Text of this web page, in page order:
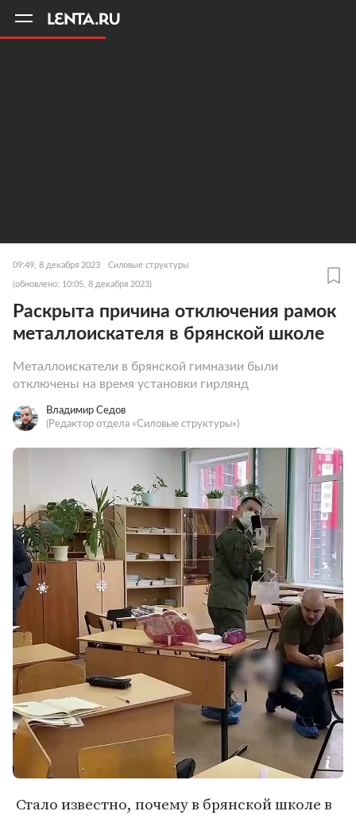
09:49, 8 декабря 2023 Силовые структуры
(обновлено: 10:05, 8 декабря 2023)
Раскрыта причина отключения рамок
металлоискателя в брянской школе
Металлоискатели в брянской гимназии были
отключены на время установки гирлянд
Владимир Седов
(Редактор отдела «Силовые структуры»)
Стало известно, почему в брянской школе в